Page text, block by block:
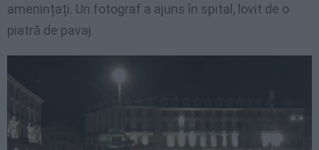
amenințați. Un fotograf a ajuns în spital, lovit de o
piatră de pavaj.